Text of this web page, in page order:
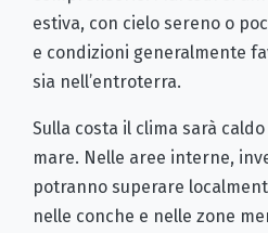
estiva, con cielo sereno o
e condizioni generalmente
sia nell’entroterra.
Sulla costa il clima sarà
mare. Nelle aree interne,
potranno superare
nelle conche e nelle zone